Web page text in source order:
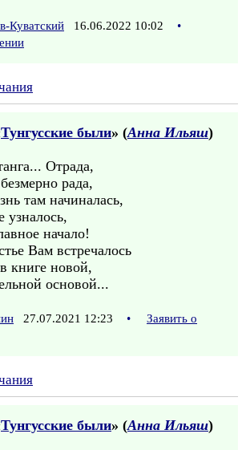
Куватский 16.06.2022 10:02
•
Тунгусские были» (Анна Ильяш)
Отрада,
рада,
там начиналась,
узналось,
начало!
Вам встречалось
книге новой,
основой...
27.07.2021 12:23 •
Заявить о
Тунгусские были» (Анна Ильяш)